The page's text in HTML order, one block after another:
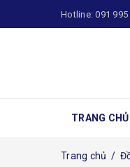
Hotline:091 995
TRANG CHỦ
Trang chủ /